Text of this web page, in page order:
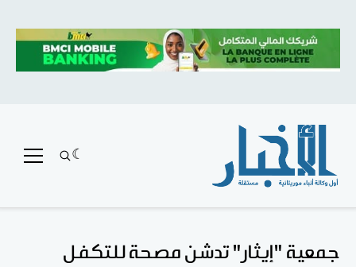
جمعية "إيثار" تدشن مصحة للتكفل